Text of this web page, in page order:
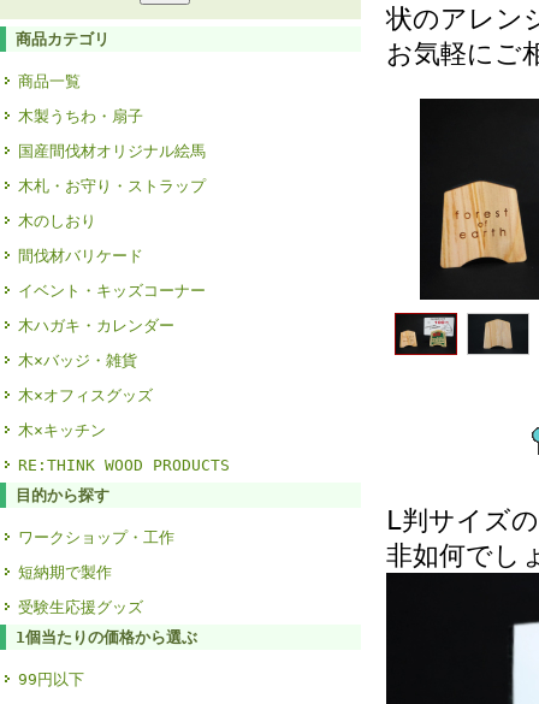
商品カテゴリ
商品一覧
木製うちわ・扇子
国産間伐材オリジナル絵馬
木札・お守り・ストラップ
木のしおり
間伐材バリケード
イベント・キッズコーナー
木ハガキ・カレンダー
木×バッジ・雑貨
木×オフィスグッズ
木×キッチン
RE:THINK WOOD PRODUCTS
目的から探す
ワークショップ・工作
短納期で製作
受験生応援グッズ
1個当たりの価格から選ぶ
99円以下
状のアレン
お気軽にご
L判サイズ
非如何でし